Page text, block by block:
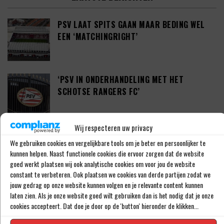
Wij respecteren uw privacy
We gebruiken cookies en vergelijkbare tools om je beter en persoonlijker te
kunnen helpen. Naast functionele cookies die ervoor zorgen dat de website
goed werkt plaatsen wij ook analytische cookies om voor jou de website
constant te verbeteren. Ook plaatsen we cookies van derde partijen zodat we
jouw gedrag op onze website kunnen volgen en je relevante content kunnen
laten zien. Als je onze website goed wilt gebruiken dan is het nodig dat je onze
cookies accepteert. Dat doe je door op de 'button' hieronder de klikken...
PSV LAAT SPITS GAAN MAAR BEDING WEL
EEN ‘MATCHINGRIGHT’
‘PSV IN ONDERHANDELING MET HET
SCHOTSE RANGERS FC’
‘PSV WIL ZICH GAAN VERSTERKEN MET 29-
JARIGE ADAMA CAMARA’
JOEL DROMMEL (29) TEKENT VOOR VIER
JAAR BIJ FC TWENTE